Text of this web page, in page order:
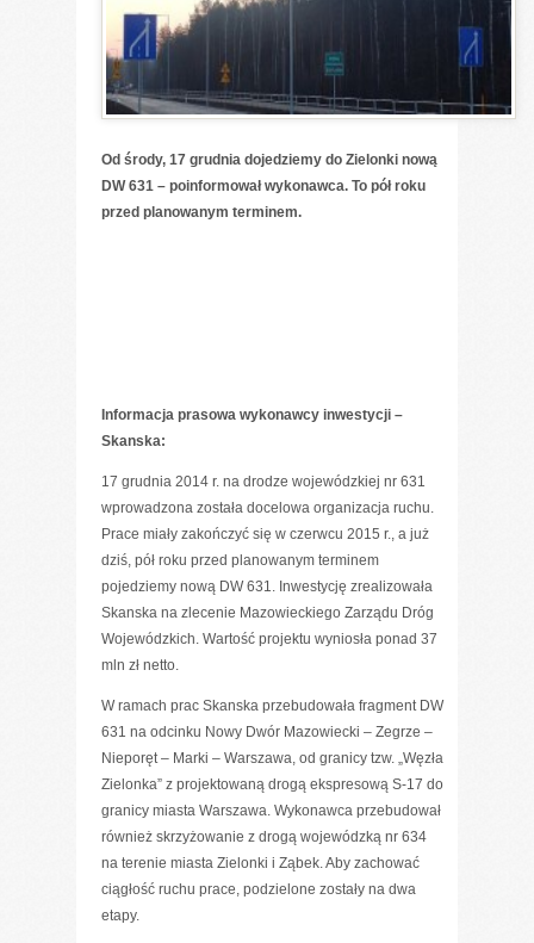
Od środy, 17 grudnia dojedziemy do Zielonki nową
DW 631 – poinformował wykonawca. To pół roku
przed planowanym terminem.
Informacja prasowa wykonawcy inwestycji –
Skanska:
17 grudnia 2014 r. na drodze wojewódzkiej nr 631
wprowadzona została docelowa organizacja ruchu.
Prace miały zakończyć się w czerwcu 2015 r., a już
dziś, pół roku przed planowanym terminem
pojedziemy nową DW 631. Inwestycję zrealizowała
Skanska na zlecenie Mazowieckiego Zarządu Dróg
Wojewódzkich. Wartość projektu wyniosła ponad 37
mln zł netto.
W ramach prac Skanska przebudowała fragment DW
631 na odcinku Nowy Dwór Mazowiecki – Zegrze –
Nieporęt – Marki – Warszawa, od granicy tzw. „Węzła
Zielonka” z projektowaną drogą ekspresową S-17 do
granicy miasta Warszawa. Wykonawca przebudował
również skrzyżowanie z drogą wojewódzką nr 634
na terenie miasta Zielonki i Ząbek. Aby zachować
ciągłość ruchu prace, podzielone zostały na dwa
etapy.